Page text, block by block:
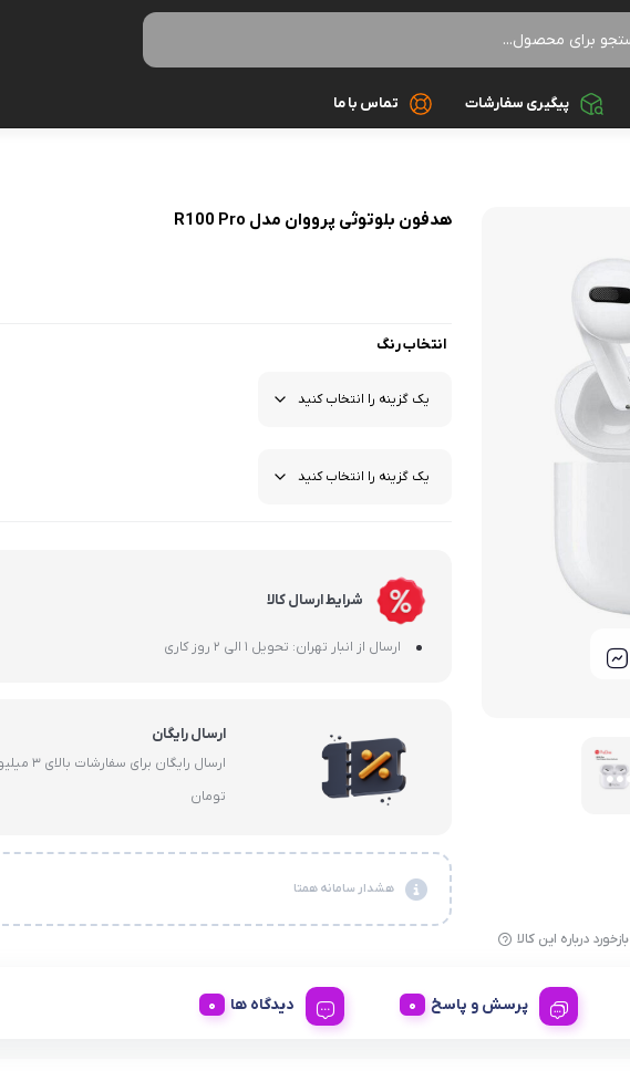
پاور بانک
تبدیل و رابط
سایر تجهیزات جانبی
شارژ و آداپتور
پیگیری سفارشات تماس با ما
بازخورد درباره این کالا
هدفون بلوتوثی پرووان مدل R100 Pro
انتخاب رنگ
شرایط ارسال کالا
ارسال از انبار تهران: تحویل 1 الی 2 روز کاری
ارسال رایگان
ارسال رایگان برای
تومان
هشدار سامانه همتا
پرسش و پاسخ دیدگاه ها